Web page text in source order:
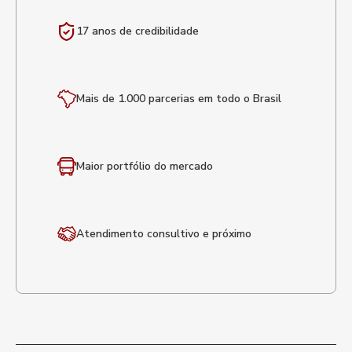
17 anos de credibilidade
Mais de 1.000 parcerias em todo o Brasil
Maior portfólio do mercado
Atendimento consultivo e próximo